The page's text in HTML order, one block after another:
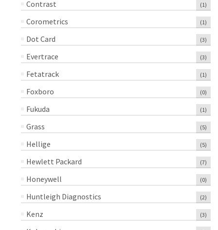
Contrast (1)
Corometrics (1)
Dot Card (3)
Evertrace (3)
Fetatrack (1)
Foxboro (0)
Fukuda (1)
Grass (5)
Hellige (5)
Hewlett Packard (7)
Honeywell (0)
Huntleigh Diagnostics (2)
Kenz (3)